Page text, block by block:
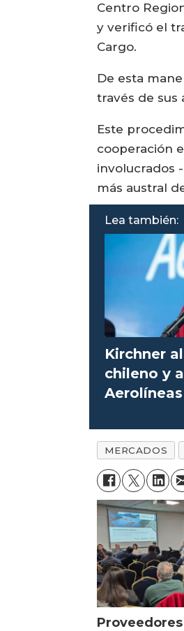
Centro
y verificó el
Cargo.
De esta
través de sus
Este
cooperación
involucrados
más austral
Lea también:
Kirchner
chileno y
MERCADOS